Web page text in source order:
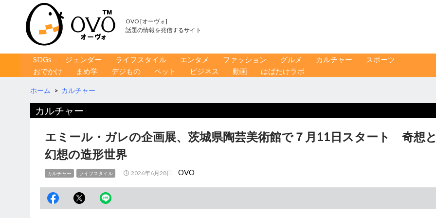
OVO [オーヴォ]
話題の情報を発信するサイト
コンテンツへ移動
SDGs ジェンダー ライフスタイル エンタメ ファッション グルメ カルチャー
スポーツ
おでかけ
まめ学 デジもの ペット ビジネス 動画 はばたけラボ
ホーム > カルチャー
カルチャー
エミール・ガレの企画展、茨城県陶芸美術館で７月11日スタート 奇想
幻想の造形世界
カルチャー ライフスタイル 2026年6月28日 OVO